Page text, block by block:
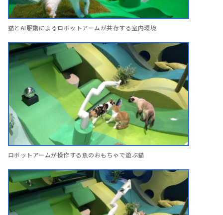
猫とAI駆動によるロボットアームが共存する室内環境
ロボットアームが操作する魚のおもちゃで遊ぶ猫